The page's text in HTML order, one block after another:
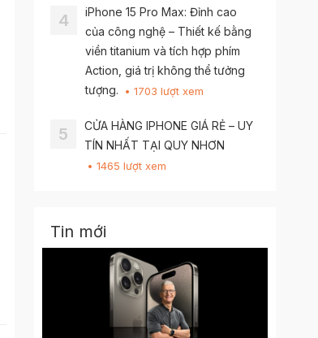
4
iPhone 15 Pro Max: Đỉnh cao
của công nghệ – Thiết kế bằng
viền titanium và tích hợp phím
Action, giá trị không thể tưởng
tượng.
• 1703 lượt xem
5
CỬA HÀNG IPHONE GIÁ RẺ – UY
TÍN NHẤT TẠI QUY NHƠN
• 1465 lượt xem
Tin mới